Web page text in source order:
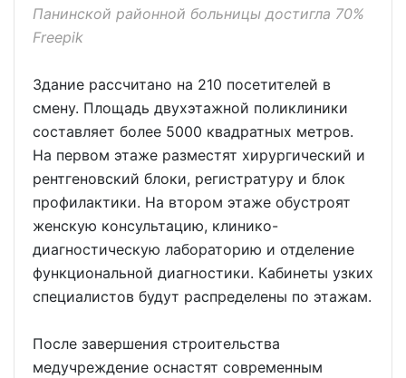
Панинской районной больницы достигла 70%
Freepik
Здание рассчитано на 210 посетителей в
смену. Площадь двухэтажной поликлиники
составляет более 5000 квадратных метров.
На первом этаже разместят хирургический и
рентгеновский блоки, регистратуру и блок
профилактики. На втором этаже обустроят
женскую консультацию, клинико-
диагностическую лабораторию и отделение
функциональной диагностики. Кабинеты узких
специалистов будут распределены по этажам.
После завершения строительства
медучреждение оснастят современным